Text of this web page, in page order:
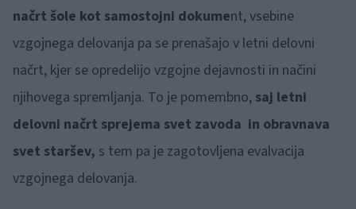
načrt šole kot samostojni dokument, vsebine
vzgojnega delovanja pa se prenašajo v letni delovni
načrt, kjer se opredelijo vzgojne dejavnosti in načini
njihovega spremljanja. To je pomembno, saj letni
delovni načrt sprejema svet zavoda in obravnava
svet staršev, s tem pa je zagotovljena evalvacija
vzgojnega delovanja.